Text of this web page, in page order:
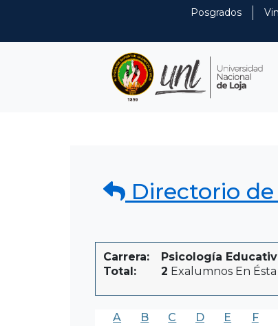
Posgrados
Directorio
Carrera:
Psicología
Total:
2 Exalumnos En
A B C D E F